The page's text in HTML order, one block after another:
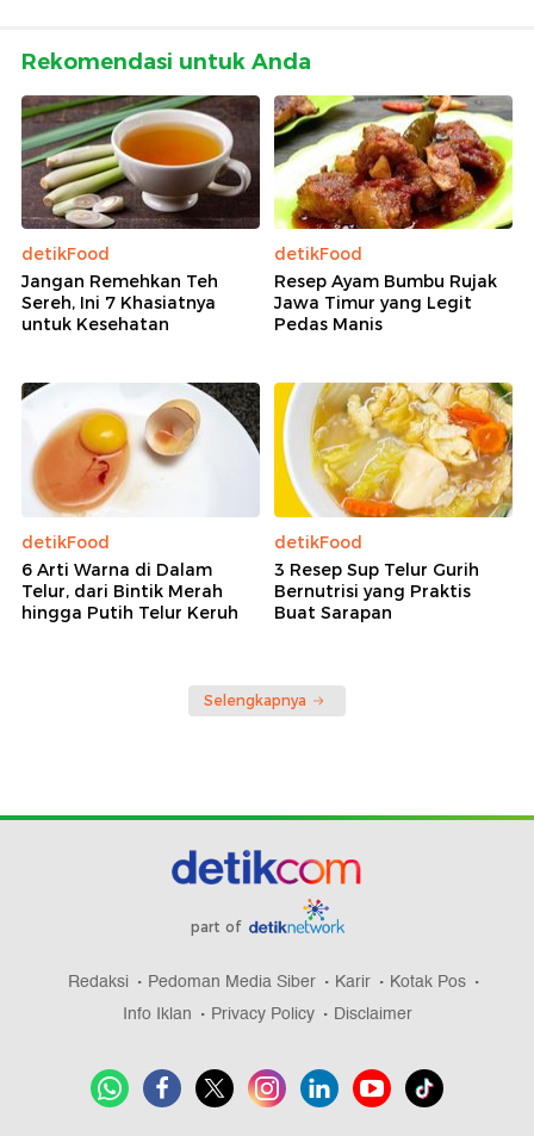
Rekomendasi untuk Anda
detikFood
Jangan Remehkan Teh
Sereh, Ini 7 Khasiatnya
untuk Kesehatan
detikFood
Resep Ayam Bumbu Rujak
Jawa Timur yang Legit
Pedas Manis
detikFood
6 Arti Warna di Dalam
Telur, dari Bintik Merah
hingga Putih Telur Keruh
detikFood
3 Resep Sup Telur Gurih
Bernutrisi yang Praktis
Buat Sarapan
Selengkapnya
part of
Redaksi Pedoman Media Siber Karir
Kotak Pos
Info Iklan
Privacy Policy Disclaimer